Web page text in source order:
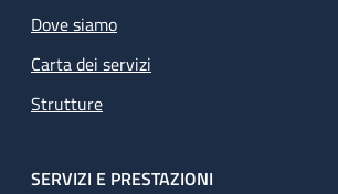
Dove siamo
Carta dei servizi
Strutture
SERVIZI E PRESTAZIONI